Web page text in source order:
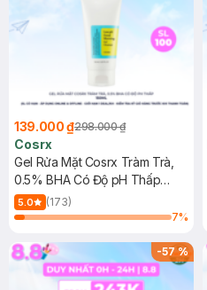
139.000 ₫298.000 ₫
Cosrx
Gel Rửa Mặt Cosrx Tràm Trà,
0.5% BHA Có Độ pH Thấp
150ml
5.0
(173)
7%
-57%